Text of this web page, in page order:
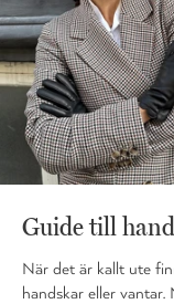
Guide till
När det är kallt ute
handskar eller